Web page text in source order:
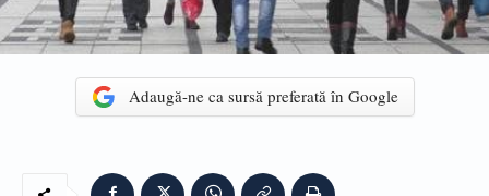
Adaugă-ne ca sursă preferată în Google